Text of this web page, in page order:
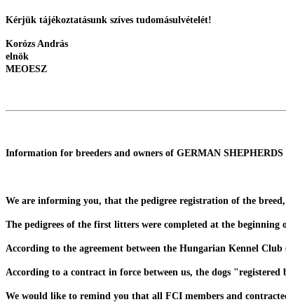
Kérjük tájékoztatásunk szíves tudomásulvételét!
Korózs András
elnök
MEOESZ
Information for breeders and owners of GERMAN SHEPHERDS
We are informing you, that the pedigree registration of the
The pedigrees of the first litters were completed at the beginning
According to the agreement between the Hungarian Kennel
According to a contract in force between us, the dogs
We would like to remind you that all FCI members and